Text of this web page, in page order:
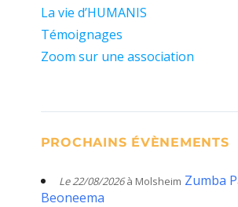
La vie d’HUMANIS
Témoignages
Zoom sur une association
PROCHAINS ÉVÈNEMENTS
Le 22/08/2026à Molsheim Zumba
Beoneema